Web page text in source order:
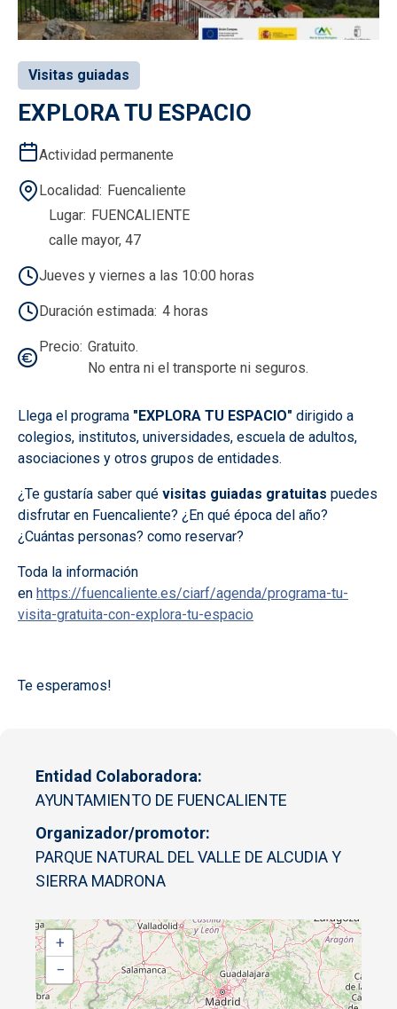
Visitas guiadas
EXPLORA TU ESPACIO
Actividad permanente
Localidad Fuencaliente
Lugar FUENCALIENTE
calle mayor, 47
Jueves y viernes a las 10:00 horas
Duración estimada 4 horas
Precio Gratuito.
No entra ni el transporte ni seguros.
Llega el programa "EXPLORA TU ESPACIO" dirigido a
colegios, institutos, universidades, escuela de adultos,
asociaciones y otros grupos de entidades.
¿Te gustaría saber qué visitas guiadas gratuitas puedes
disfrutar en Fuencaliente? ¿En qué época del año?
¿Cuántas personas? como reservar?
Toda la información
en https://fuencaliente.es/ciarf/agenda/programa-tu-
visita-gratuita-con-explora-tu-espacio
Te esperamos!
Entidad Colaboradora
AYUNTAMIENTO DE FUENCALIENTE
Organizador/promotor
PARQUE NATURAL DEL VALLE DE ALCUDIA Y
SIERRA MADRONA
+
−